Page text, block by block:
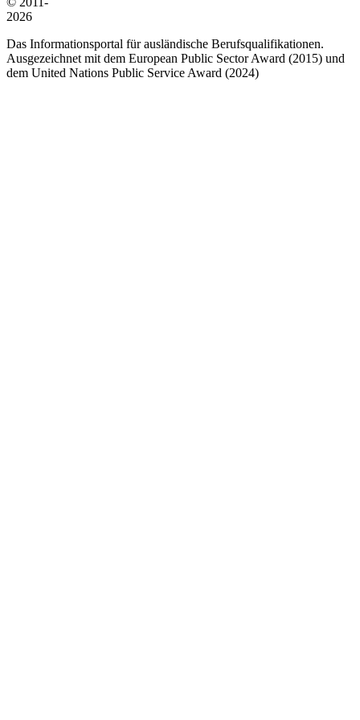
2026
Das Informationsportal für ausländische Berufsqualifikationen.
Ausgezeichnet mit dem European Public Sector Award (2015) und
dem United Nations Public Service Award (2024)